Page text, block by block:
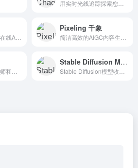
Pixeling 千象
Stable Diffusion Models（2）